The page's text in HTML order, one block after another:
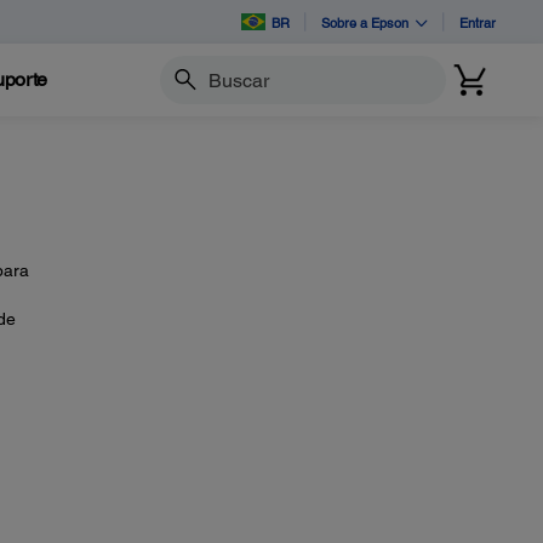
BR Sobre a Epson Entrar
Buscar